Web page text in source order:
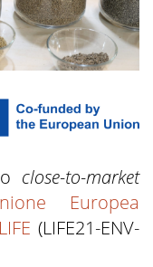
close-to-market
Europea
(LIFE21-ENV-